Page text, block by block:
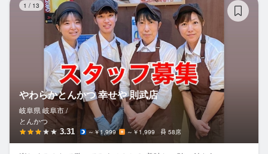
1 / 13
やわらかとんかつ 幸せや 則武店
岐阜県 岐阜市 /
とんかつ
3.31 ～￥1,999 ～￥1,999 58席